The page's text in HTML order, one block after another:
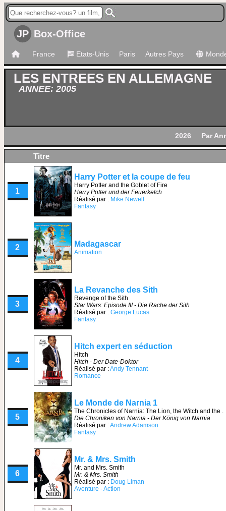
JP Box-Office
France Etats-Unis Paris Autres Pays
LES ENTREES EN ALLEMAGNE
ANNEE: 2005
2026 Par
Titre
1
Harry Potter et la coupe de feu
Harry Potter and the Goblet of Fire
Harry Potter und der Feuerkelch
Réalisé par : Mike Newell
Fantasy
2 Madagascar
Animation
3
La Revanche des Sith
Revenge of the Sith
Star Wars: Episode III - Die Rache der Sith
Réalisé par : George Lucas
Fantasy
4
Hitch expert en séduction
Hitch
Hitch - Der Date-Doktor
Réalisé par :Andy Tennant
Romance
5
Le Monde de Narnia 1
The Chronicles of Narnia: The Lion, the Witch and the .
Die Chroniken von Narnia - Der König von Narnia
Réalisé par :Andrew Adamson
Fantasy
6
Mr. & Mrs. Smith
Mr. and Mrs. Smith
Mr. & Mrs. Smith
Réalisé par : Doug Liman
Aventure - Action